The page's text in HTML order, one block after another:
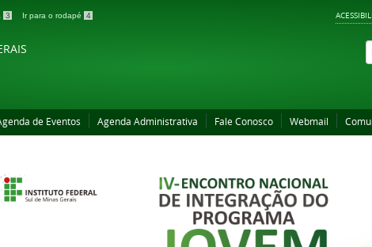
3 Ir para o rodapé 4
de Eventos Agenda Administrativa Fale Conosco Webmail